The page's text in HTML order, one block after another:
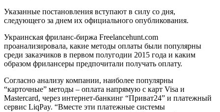
Указанные постановления вступают в силу со дня,
следующего за днем их официального опубликования.
Украинская фриланс-биржа Freelancehunt.com
проанализировала, какие методы оплаты были популярны
среди заказчиков в первом полугодии 2015 года и каким
образом фрилансеры предпочитали получать оплату.
Согласно анализу компании, наиболее популярны
“карточные” методы – оплата напрямую с карт Visa и
Mastercard, через интернет-банкинг “Приват24” и платежный
сервис LiqPay. “Вместе эти платежные системы